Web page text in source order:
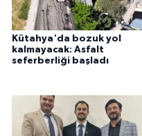
Kütahya'da bozuk yol
kalmayacak: Asfalt
seferberliği başladı